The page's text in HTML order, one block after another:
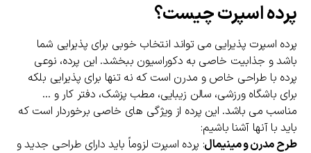
پرده اسپرت چیست؟
پرده اسپرت پذیرایی می تواند انتخاب خوبی برای پذیرایی شما
باشد و جذابیت خاصی به دکوراسیون ببخشد. این پرده، نوعی
پرده با طراحی خاص و مدرن است که نه تنها برای پذیرایی بلکه
برای باشگاه ورزشی، سالن زیبایی، مطب پزشک، دفتر کار و …
مناسب می باشد. این پرده از ویژگی های خاصی برخوردار است که
باید با آنها آشنا باشیم:
طرح مدرن و مینیمال: پرده اسپرت لزوماً باید دارای طراحی جدید و